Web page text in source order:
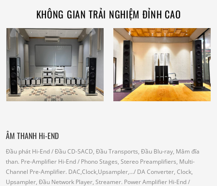
KHÔNG GIAN TRẢI NGHIỆM ĐỈNH CAO
ÂM THANH Hi-END
Đầu phát Hi-End/ Đầu CD-SACD, Đầu Transports, Đầu Blu-ray, Mâm đĩa
than. Pre-Amplifier Hi-End/ Phono Stages, Stereo Preamplifiers, Multi-
Channel Pre-Amplifier. DAC,Clock,Upsampler,.../ DA Converter, Clock,
Upsampler, Đầu Network Player, Streamer. Power Amplifier Hi-End/